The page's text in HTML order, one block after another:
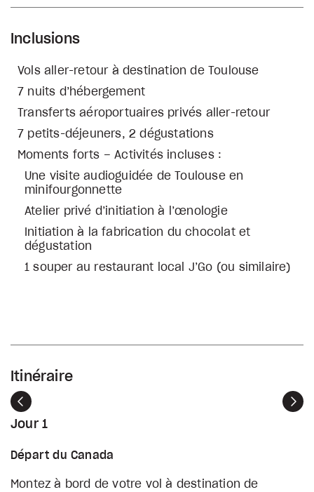
Inclusions
Vols aller-retour à destination de Toulouse
7 nuits d’hébergement
Transferts aéroportuaires privés aller-retour
7 petits-déjeuners, 2 dégustations
Moments forts – Activités incluses :
Une visite audioguidée de Toulouse en
minifourgonnette
Atelier privé d’initiation à l’œnologie
Initiation à la fabrication du chocolat et
dégustation
1 souper au restaurant local J’Go (ou similaire)
Itinéraire
Précédent
Jour 1
Départ du Canada
Montez à bord de votre vol à destination de